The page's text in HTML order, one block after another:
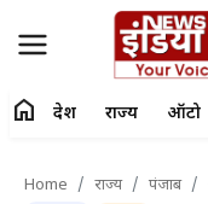
home देश राज्य ऑटो
Home राज्य पंजाब